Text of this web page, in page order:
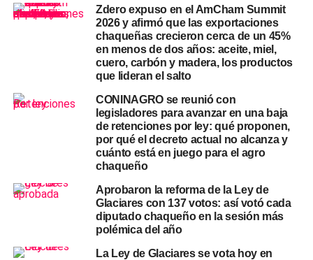
bienes y servicios argentinos en Europa.
Desde la presidencia de la Cámara remarcaron que el
debate se realizó con respeto institucional.
Sin embargo, la discusión expuso diferencias internas en
los bloques.
Alcances del acuerdo Mercosur-
El acuerdo Mercosur-UE establece un marco de libre
comercio entre ambos bloques.
Por lo tanto, prevé reducción gradual de aranceles y
Zdero expuso en el AmCham Summit
2026 y afirmó que las exportaciones
chaqueñas crecieron cerca de un 45%
en menos de dos años: aceite, miel,
cuero, carbón y madera, los productos
que lideran el salto
CONINAGRO se reunió con
legisladores para avanzar en una baja
de retenciones por ley: qué proponen,
por qué el decreto actual no alcanza y
cuánto está en juego para el agro
chaqueño
Aprobaron la reforma de la Ley de
Glaciares con 137 votos: así votó cada
diputado chaqueño en la sesión más
polémica del año
La Ley de Glaciares se vota hoy en